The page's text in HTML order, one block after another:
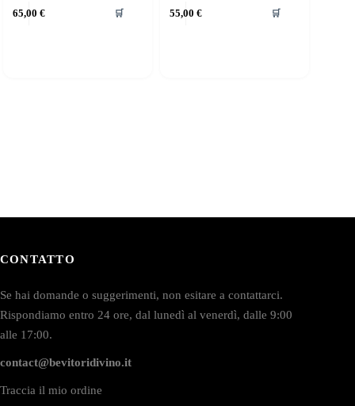
65,00 € 🛒 55,00 € 🛒
CONTATTO
Se hai domande o suggerimenti, non esitare a contattarci.
Rispondiamo entro 24 ore, dal lunedì al venerdì, dalle 9:00
alle 17:00.
contact@bevitoridivino.it
Traccia il mio ordine